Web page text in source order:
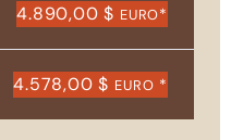
4.890,00 $ EURO*
4.578,00 $ EURO *